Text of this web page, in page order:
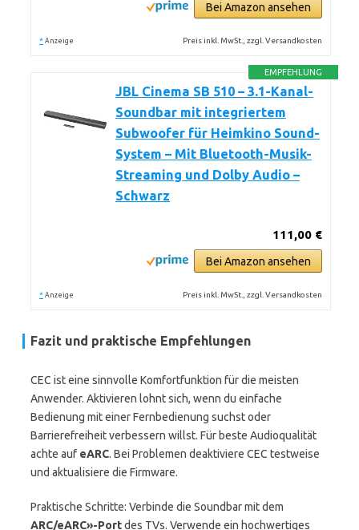
Bei Amazon ansehen
* Anzeige Preis inkl. MwSt., zzgl. Versandkosten
EMPFEHLUNG
JBL Cinema SB 510 – 3.1-Kanal-
Soundbar mit integriertem
Subwoofer für Heimkino Sound-
System – Mit Bluetooth-Musik-
Streaming und Dolby Audio –
Schwarz
111,00 €
Bei Amazon ansehen
* Anzeige Preis inkl. MwSt., zzgl. Versandkosten
Fazit und praktische Empfehlungen
CEC ist eine sinnvolle Komfortfunktion für die meisten
Anwender. Aktivieren lohnt sich, wenn du einfache
Bedienung mit einer Fernbedienung suchst oder
Barrierefreiheit verbessern willst. Für beste Audioqualität
achte auf eARC. Bei Problemen deaktiviere CEC testweise
und aktualisiere die Firmware.
Praktische Schritte: Verbinde die Soundbar mit dem
ARC/eARC»-Portdes TVs. Verwende ein hochwertiges